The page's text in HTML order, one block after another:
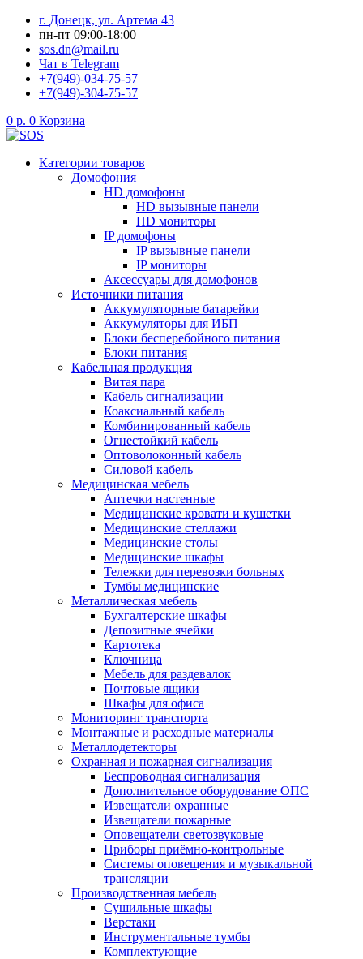
Перейти
содержимому
г. Донецк, ул. Артема 43
пн-пт 09:00-18:00
sos.dn@mail.ru
Чат в Telegram
+7(949)-034-75-57
+7(949)-304-75-57
0 р. 0 Корзина
Категории товаров
Домофония
HD домофоны
HD вызывные панели
HD мониторы
IP домофоны
IP вызывные панели
IP мониторы
Аксессуары для домофонов
Источники питания
Аккумуляторные батарейки
Аккумуляторы для ИБП
Блоки бесперебойного питания
Блоки питания
Кабельная продукция
Витая пара
Кабель сигнализации
Коаксиальный кабель
Комбинированный кабель
Огнестойкий кабель
Оптоволоконный кабель
Силовой кабель
Медицинская мебель
Аптечки настенные
Медицинские кровати и кушетки
Медицинские стеллажи
Медицинские столы
Медицинские шкафы
Тележки для перевозки больных
Тумбы медицинские
Металлическая мебель
Бухгалтерские шкафы
Депозитные ячейки
Картотека
Ключница
Мебель для раздевалок
Почтовые ящики
Шкафы для офиса
Мониторинг транспорта
Монтажные и расходные материалы
Металлодетекторы
Охранная и пожарная сигнализация
Беспроводная сигнализация
Дополнительное оборудование ОПС
Извещатели охранные
Извещатели пожарные
Оповещатели светозвуковые
Приборы приёмно-контрольные
Системы оповещения и музыкальной
трансляции
Производственная мебель
Cушильные шкафы
Верстаки
Инструментальные тумбы
Комплектующие